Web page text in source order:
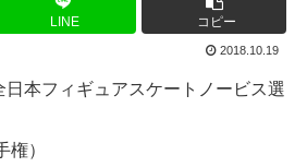
LINE コピー
2018.10.19
本フィギュアスケートノービス選
権）